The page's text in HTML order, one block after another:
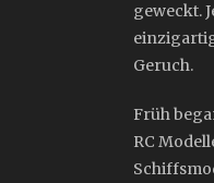
geweckt.
Geruch.
Früh
RC